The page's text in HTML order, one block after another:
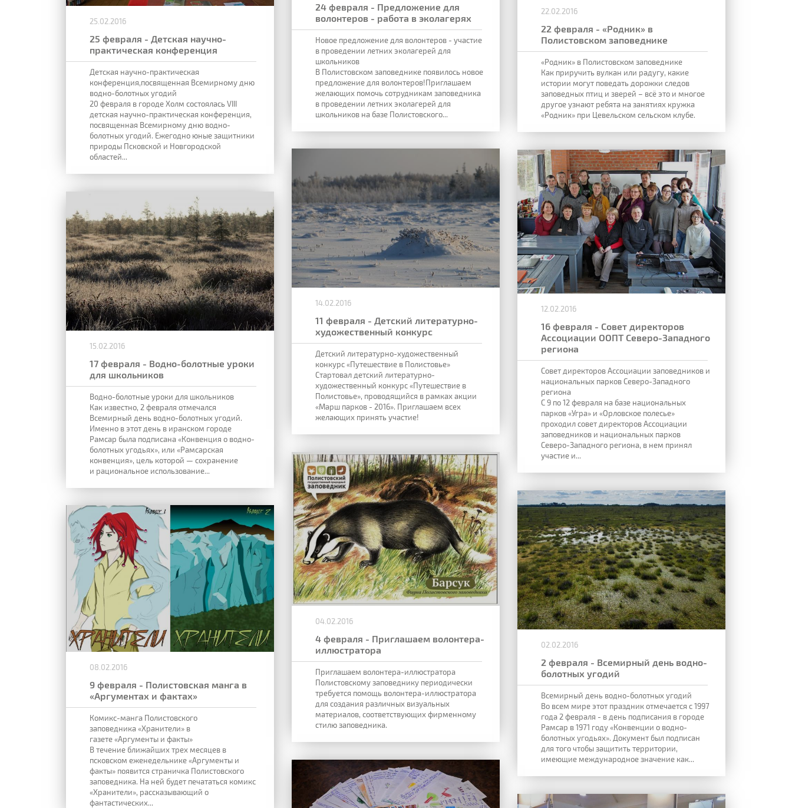
25.02.2016
25 февраля - Детская научно-
практическая конференция
Детская научно-практическая
конференция,посвященная Всемирному дню
водно-болотных угодий
20 февраля в городе Холм состоялась VIII
детская научно-практическая конференция,
посвященная Всемирному дню водно-
болотных угодий. Ежегодно юные защитники
природы Псковской и Новгородской
областей...
24 февраля - Предложение для
волонтеров - работа в эколагерях
Новое предложение для волонтеров - участие
в проведении летних эколагерей для
школьников
В Полистовском заповеднике появилось новое
предложение для волонтеров!Приглашаем
желающих помочь сотрудникам заповедника
в проведении летних эколагерей для
школьников на базе Полистовского...
22.02.2016
22 февраля - «Родник» в
Полистовском заповеднике
«Родник» в Полистовском заповеднике
Как приручить вулкан или радугу, какие
истории могут поведать дорожки следов
заповедных птиц и зверей – всё это и многое
другое узнают ребята на занятиях кружка
«Родник» при Цевельском сельском клубе.
15.02.2016
17 февраля - Водно-болотные уроки
для школьников
Водно-болотные уроки для школьников
Как известно, 2 февраля отмечался
Всемирный день водно-болотных угодий.
Именно в этот день в иранском городе
Рамсар была подписана «Конвенция о водно-
болотных угодьях», или «Рамсарская
конвенция», цель которой — сохранение
и рациональное использование...
14.02.2016
11 февраля - Детский литературно-
художественный конкурс
Детский литературно-художественный
конкурс «Путешествие в Полистовье»
Стартовал детский литературно-
художественный конкурс «Путешествие в
Полистовье», проводящийся в рамках акции
«Марш парков - 2016». Приглашаем всех
желающих принять участие!
12.02.2016
16 февраля - Совет директоров
Ассоциации ООПТ Северо-Западного
региона
Совет директоров Ассоциации заповедников и
национальных парков Северо-Западного
региона
С 9 по 12 февраля на базе национальных
парков «Угра» и «Орловское полесье»
проходил совет директоров Ассоциации
заповедников и национальных парков
Северо-Западного региона, в нем принял
участие и...
08.02.2016
9 февраля - Полистовская манга в
«Аргументах и фактах»
Комикс-манга Полистовского
заповедника «Хранители» в
газете «Аргументы и факты»
В течение ближайших трех месяцев в
псковском еженедельнике «Аргументы и
факты» появится страничка Полистовского
заповедника. На ней будет печататься комикс
«Хранители», рассказывающий о
фантастических...
04.02.2016
4 феврaля - Приглашаем волонтера-
иллюстратора
Приглашаем волонтера-иллюстратора
Полистовскому заповеднику периодически
требуется помощь волонтера-иллюстратора
для создания различных визуальных
материалов, соответствующих фирменному
стилю заповедника.
02.02.2016
2 февраля - Всемирный день водно-
болотных угодий
Всемирный день водно-болотных угодий
Во всем мире этот праздник отмечается с 1997
года 2 февраля - в день подписания в городе
Рамсар в 1971 году «Конвенции о водно-
болотных угодьях». Документ был подписан
для того чтобы защитить территории,
имеющие международное значение как...